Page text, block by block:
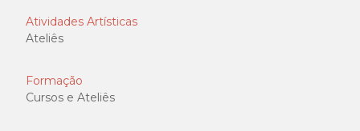
Atividades Artísticas
Ateliês
Formação
Cursos e Ateliês